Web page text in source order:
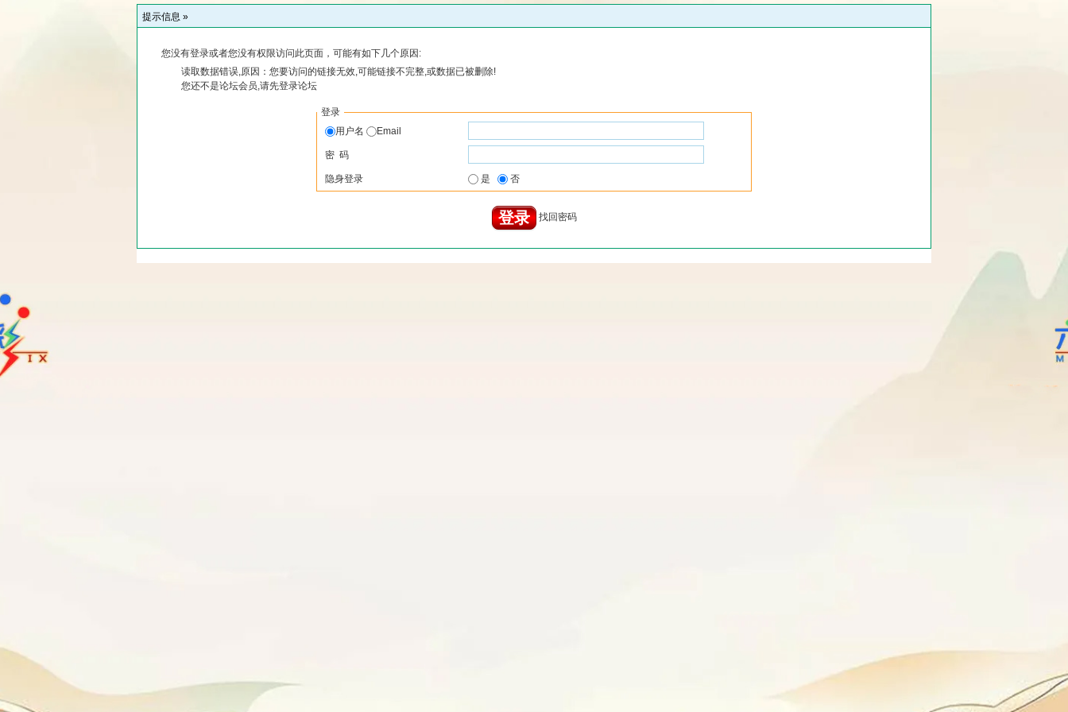
提示信息 »
您没有登录或者您没有权限访问此页面，可能有如下几个原因:
读取数据错误,原因：您要访问的链接无效,可能链接不完整,或数据已被删除!
您还不是论坛会员,请先登录论坛
登录
用户名
Email
密 码
隐身登录 是 否
找回密码